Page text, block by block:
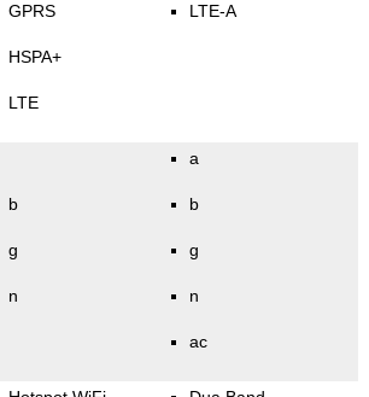
GPRS
HSPA+
LTE
LTE-A
b
g
n
a
b
g
n
ac